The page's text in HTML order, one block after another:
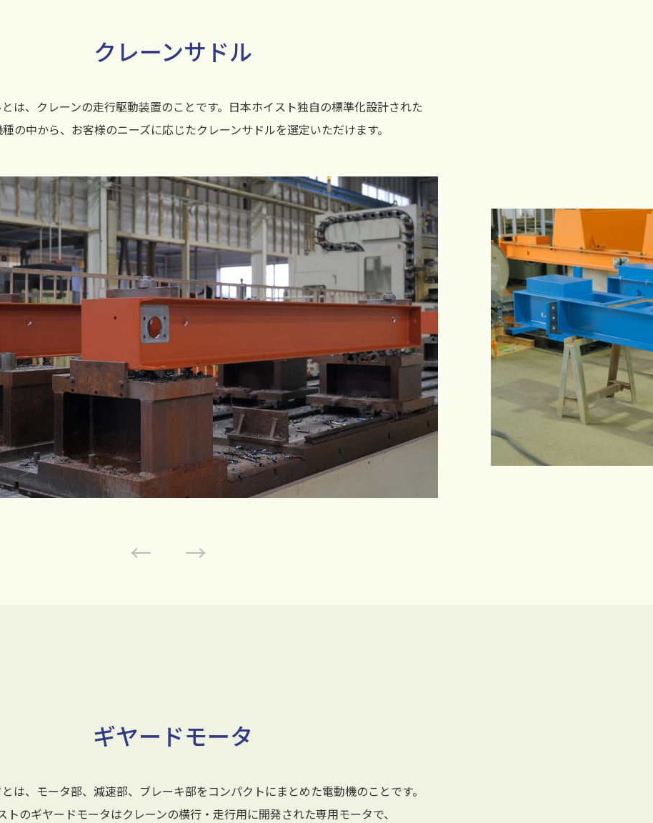
クレーンサドル
は、クレーンの走行駆動装置のことです。日本ホイスト独自の標準化設計された
の中から、お客様のニーズに応じたクレーンサドルを選定いただけます。
ギヤードモータ
は、モータ部、減速部、ブレーキ部をコンパクトにまとめた電動機のことです。
トのギヤードモータはクレーンの横行・走行用に開発された専用モータで、